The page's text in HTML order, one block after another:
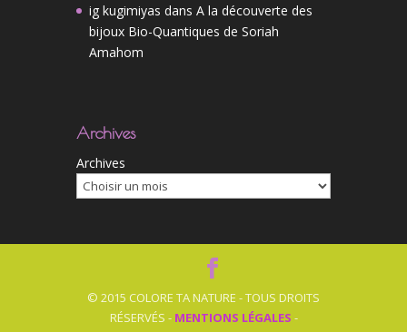
ig kugimiyas dans A la découverte des
bijoux Bio-Quantiques de Soriah
Amahom
Archives
Archives
© 2015 COLORE TA NATURE - TOUS DROITS
RÉSERVÉS - MENTIONS LÉGALES -